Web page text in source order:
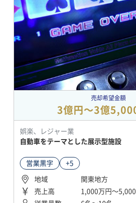
売却希望金額
3億円〜3億
娯楽、レジャー業
自動車をテーマとした展示型施設
営業黒字 +5
地域
関東地方
売上高
1,000万円〜